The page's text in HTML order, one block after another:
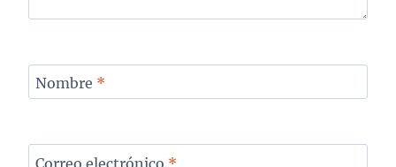
Nombre *
Correo electrónico *